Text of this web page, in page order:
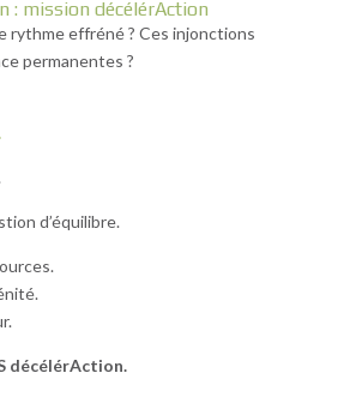
: mission décélérAction
rythme effréné ? Ces injonctions
permanentes ?
d’équilibre.
décélérAction.